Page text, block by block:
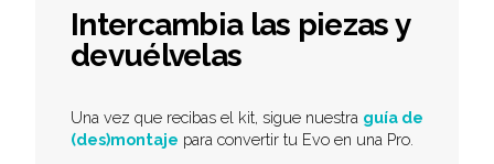
Intercambia las piezas y
devuélvelas
Una vez que recibas el kit, sigue nuestra guía de
(des)montaje para convertir tu Evo en una Pro.